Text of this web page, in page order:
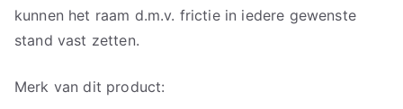
kunnen het raam d.m.v. frictie in iedere gewenste
stand vast zetten.
Merk van dit product: